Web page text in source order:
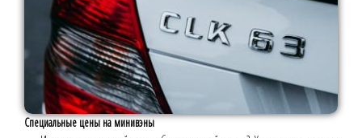
Специальные цены на минивэны